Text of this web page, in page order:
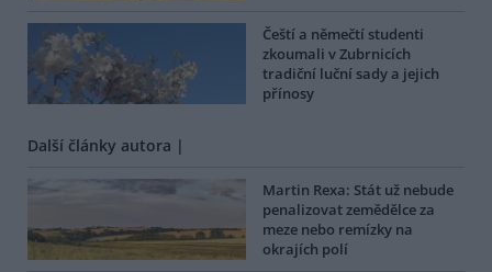
Čeští a němečtí studenti
zkoumali v Zubrnicích
tradiční luční sady a jejich
přínosy
Další články autora |
Martin Rexa: Stát už nebude
penalizovat zemědělce za
meze nebo remízky na
okrajích polí